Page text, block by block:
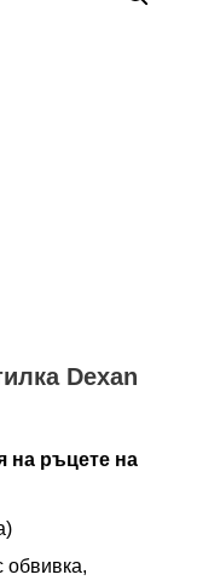
Dexan
на ръцете на
обвивка,